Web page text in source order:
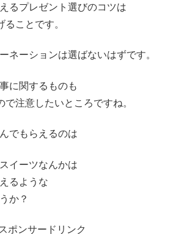
るプレゼント選びのコツは
ることです。
ネーションは選ばないはずです。
に関するものも
で注意したいところですね。
でもらえるのは
イーツなんかは
るような
か？
スポンサードリンク